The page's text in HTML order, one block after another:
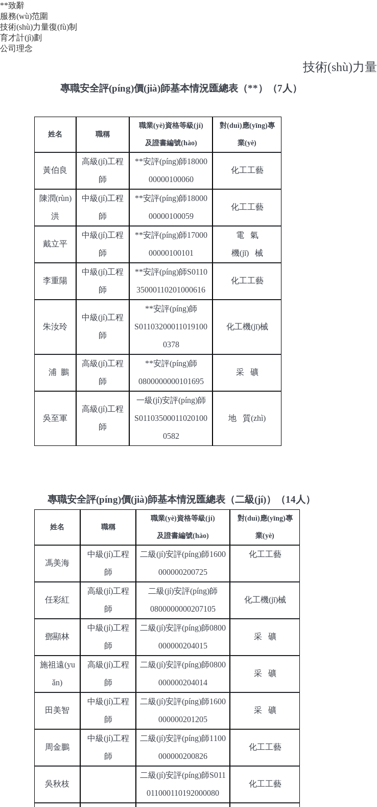
**致辭
服務(wù)范圍
技術(shù)力量復(fù)制
育才計(jì)劃
公司理念
技術(shù)力量
專職安全評(píng)價(jià)師基本情況匯總表（**） （7人 ）
姓名 職稱
職業(yè)資格等級(jí)
及證書編號(hào)
對(duì)應(yīng)專
業(yè)
黃伯良
高級(jí)工程
師
**安評(píng)師18000
00000100060
化工工藝
陳潤(rùn)
洪
中級(jí)工程
師
**安評(píng)師18000
00000100059
化工工藝
戴立平
中級(jí)工程
師
**安評(píng)師17000
00000100101
電 氣
機(jī) 械
李重陽
中級(jí)工程
師
**安評(píng)師S0110
35000110201000616
化工工藝
朱汝玲
中級(jí)工程
師
**安評(píng)師
S01103200011019100
0378
化工機(jī)械
浦 鵬
高級(jí)工程
師
**安評(píng)師
0800000000101695
采 礦
吳至軍
高級(jí)工程
師
一級(jí)安評(píng)師
S01103500011020100
0582
地 質(zhì)
專職安全評(píng)價(jià)師基本情況匯總表（二級(jí)） （14人 ）
姓名 職稱
職業(yè)資格等級(jí)
及證書編號(hào)
對(duì)應(yīng)專
業(yè)
馮美海
中級(jí)工程
師
二級(jí)安評(píng)師1600
000000200725
化工工藝
任彩紅
高級(jí)工程
師
二級(jí)安評(píng)師
0800000000207105
化工機(jī)械
鄧顯林
中級(jí)工程
師
二級(jí)安評(píng)師0800
000000204015
采 礦
施祖遠(yu
ǎn)
高級(jí)工程
師
二級(jí)安評(píng)師0800
000000204014
采 礦
田美智
中級(jí)工程
師
二級(jí)安評(píng)師1600
000000201205
采 礦
周金鵬
中級(jí)工程
師
二級(jí)安評(píng)師1100
000000200826
化工工藝
吳秋枝
二級(jí)安評(píng)師S011
011000110192000080
化工工藝